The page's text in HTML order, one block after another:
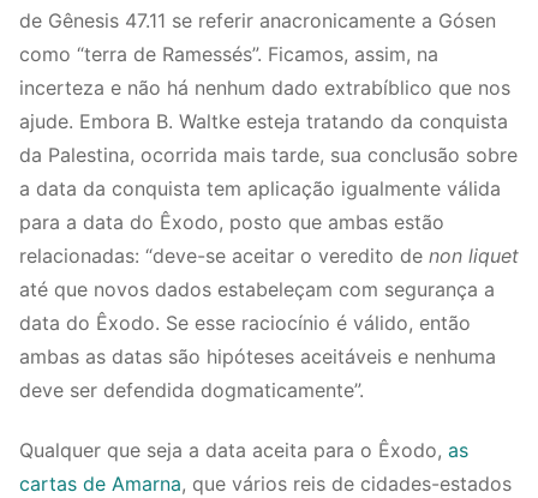
de Gênesis 47.11 se referir anacronicamente a Gósen
como “terra de Ramessés”. Ficamos, assim, na
incerteza e não há nenhum dado extrabíblico que nos
ajude. Embora B. Waltke esteja tratando da conquista
da Palestina, ocorrida mais tarde, sua conclusão sobre
a data da conquista tem aplicação igualmente válida
para a data do Êxodo, posto que ambas estão
relacionadas: “deve-se aceitar o veredito de non liquet
até que novos dados estabeleçam com segurança a
data do Êxodo. Se esse raciocínio é válido, então
ambas as datas são hipóteses aceitáveis e nenhuma
deve ser defendida dogmaticamente”.
Qualquer que seja a data aceita para o Êxodo, as
cartas de Amarna, que vários reis de cidades-estados